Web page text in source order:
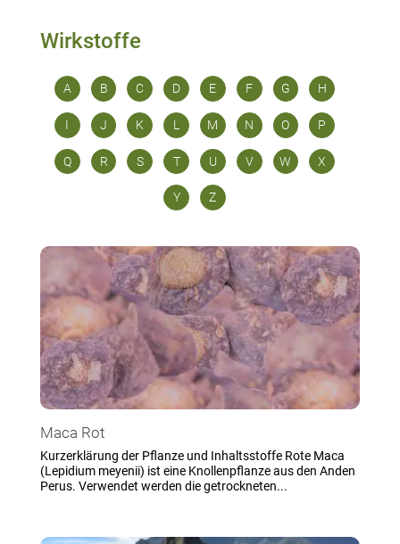
Wirkstoffe
A B C D E F G H
I J K L M N O P
Q R S T U V W X
Y Z
Maca Rot
Kurzerklärung der Pflanze und Inhaltsstoffe Rote Maca
(Lepidium meyenii) ist eine Knollenpflanze aus den Anden
Perus. Verwendet werden die getrockneten...